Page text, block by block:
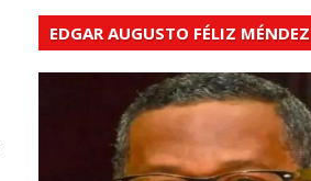
EDGAR AUGUSTO FÉLIZ MÉNDEZ